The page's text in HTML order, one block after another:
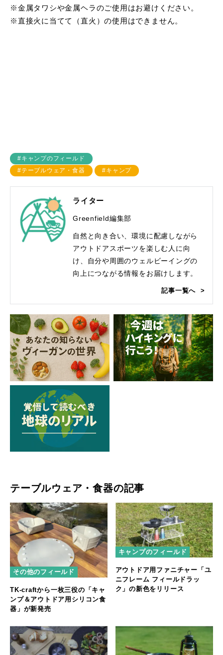
※金属タワシや金属ヘラのご使用はお避けください。
※直接火に当てて（直火）の使用はできません。
#キャンプのフィールド
#テーブルウェア・食器
#キャンプ
ライター
Greenfield編集部
自然と向き合い、環境に配慮しながら
アウトドアスポーツを楽しむ人に向
け、自分や周囲のウェルビーイングの
向上につながる情報をお届けします。
記事一覧へ
テーブルウェア・食器の記事
その他のフィールド
TK-craftから一枚三役の「キャ
ンプ＆アウトドア用シリコン食
器」が新発売
キャンプのフィールド
アウトドア用ファニチャー「ユ
ニフレーム フィールドラッ
ク」の新色をリリース